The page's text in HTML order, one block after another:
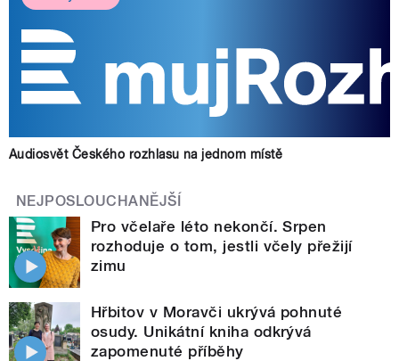
Audiosvět Českého rozhlasu na jednom místě
NEJPOSLOUCHANĚJŠÍ
Pro včelaře léto nekončí. Srpen
rozhoduje o tom, jestli včely přežijí
zimu
Hřbitov v Moravči ukrývá pohnuté
osudy. Unikátní kniha odkrývá
zapomenuté příběhy